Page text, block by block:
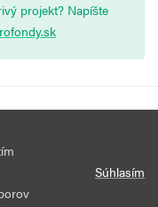
projekt? Napíšte
Súhlasím